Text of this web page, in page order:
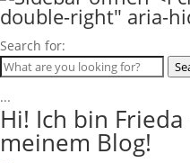
Search for:
...
Hi! Ich bin
meinem Blog!